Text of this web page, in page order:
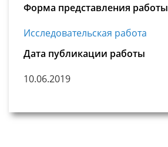
Форма представления работы
Исследовательская работа
Дата публикации работы
10.06.2019